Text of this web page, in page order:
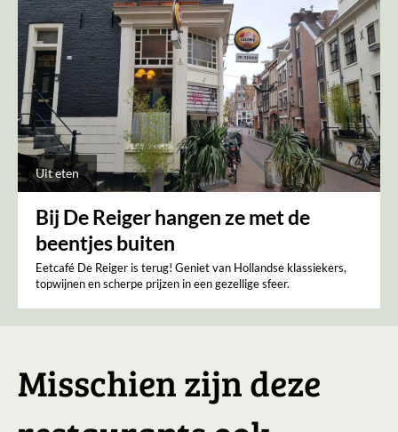
Uit eten
Bij De Reiger hangen ze met de
beentjes buiten
Eetcafé De Reiger is terug! Geniet van Hollandse klassiekers,
topwijnen en scherpe prijzen in een gezellige sfeer.
Misschien zijn deze